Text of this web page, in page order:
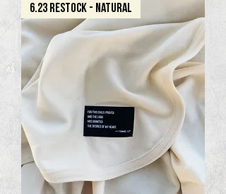
6.23 RESTOCK - NATURAL